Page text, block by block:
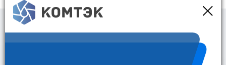
Оставить заявку
Для заказа интересующей вас услуги достаточно оставить заявку в